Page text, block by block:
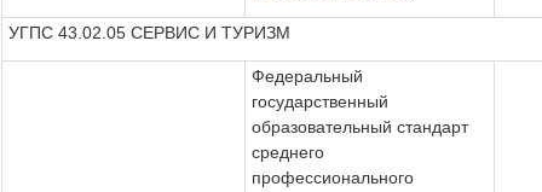
УГПС 43.02.05 СЕРВИС И ТУРИЗМ
Федеральный
государственный
образовательный стандарт
среднего
профессионального